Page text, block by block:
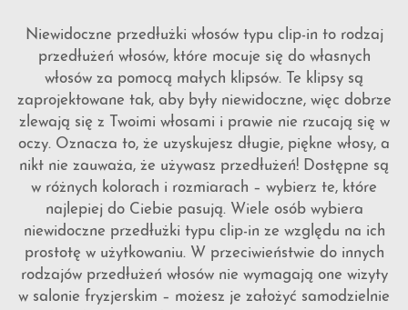
Niewidoczne przedłużki włosów typu clip-in to rodzaj
przedłużeń włosów, które mocuje się do własnych
włosów za pomocą małych klipsów. Te klipsy są
zaprojektowane tak, aby były niewidoczne, więc dobrze
zlewają się z Twoimi włosami i prawie nie rzucają się w
oczy. Oznacza to, że uzyskujesz długie, piękne włosy, a
nikt nie zauważa, że używasz przedłużeń! Dostępne są
w różnych kolorach i rozmiarach – wybierz te, które
najlepiej do Ciebie pasują. Wiele osób wybiera
niewidoczne przedłużki typu clip-in ze względu na ich
prostotę w użytkowaniu. W przeciwieństwie do innych
rodzajów przedłużeń włosów nie wymagają one wizyty
w salonie fryzjerskim – możesz je założyć samodzielnie